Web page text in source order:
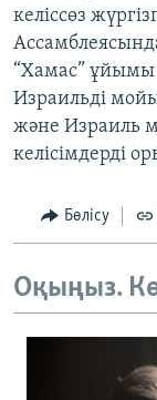
Басқа тілдерде
келіссөз
“Хамас” ұйымы
Израильді
және Израиль
келісімдерді
Бөлісу
Оқыңыз.